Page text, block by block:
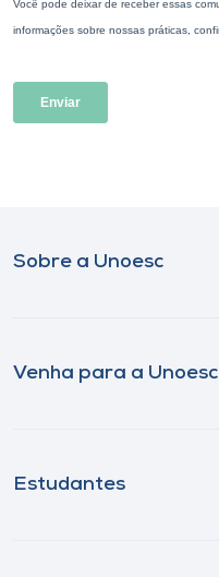
Sobre a Unoesc
Venha para a Unoesc
Estudantes